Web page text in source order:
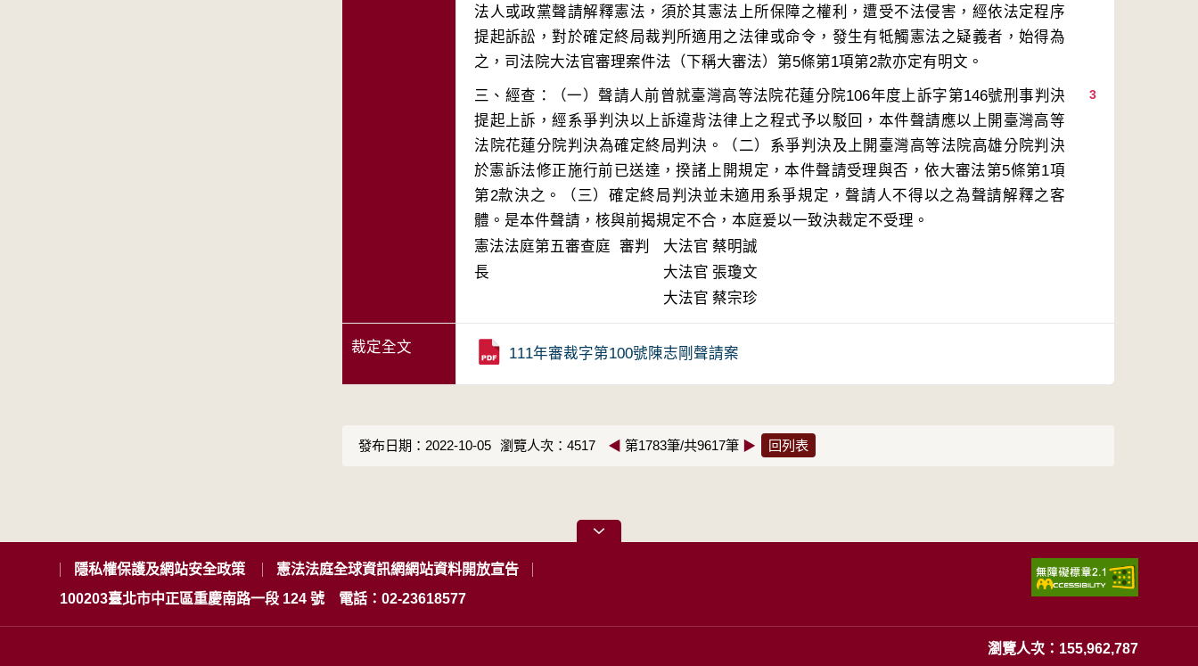
法人或政黨聲請解釋憲法，須於其憲法上所保障之權利，遭受不法侵害，經依法定程序
提起訴訟，對於確定終局裁判所適用之法律或命令，發生有牴觸憲法之疑義者，始得為
3
三、經查：（一）聲請人前曾就臺灣高等法院花蓮分院106年度上訴字第146號刑事判決
提起上訴，經系爭判決以上訴違背法律上之程式予以駁回，本件聲請應以上開臺灣高等
法院花蓮分院判決為確定終局判決。（二）系爭判決及上開臺灣高等法院高雄分院判決
於憲訴法修正施行前已送達，揆諸上開規定，本件聲請受理與否，依大審法第5條第1項
第2款決之。（三）確定終局判決並未適用系爭規定，聲請人不得以之為聲請解釋之客
體。是本件聲請，核與前揭規定不合，本庭爰以一致決裁定不受理。
憲法法庭第五審查庭 審判
長
大法官 蔡明誠
大法官 張瓊文
大法官 蔡宗珍
裁定全文 111年審裁字第100號陳志剛聲請案
發布日期：2022-10-05 瀏覽人次：4517 ◀ 第1783筆/共9617筆 ▶ 回列表
隱私權保護及網站安全政策
憲法法庭全球資訊網網站資料開放宣告
100203臺北市中正區重慶南路一段 124 號
電話：02-23618577
瀏覽人次：155,962,787